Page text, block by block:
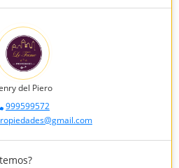
del Piero
999599572